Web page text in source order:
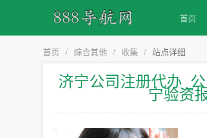
首页
首页 / 综合其他 / 收集 / 站点详细
济宁公司注册代办_
宁验资